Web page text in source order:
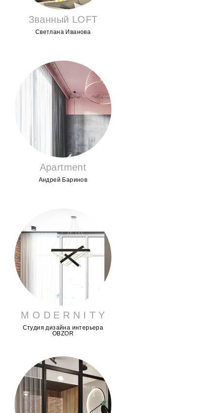
Званный LOFT
Светлана Иванова
Apartment
Андрей Баринов
M O D E R N I T Y
Студия дизайна интерьера
OBZOR